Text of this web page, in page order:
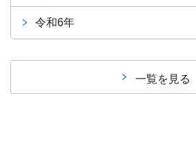
令和6年
一覧を見る